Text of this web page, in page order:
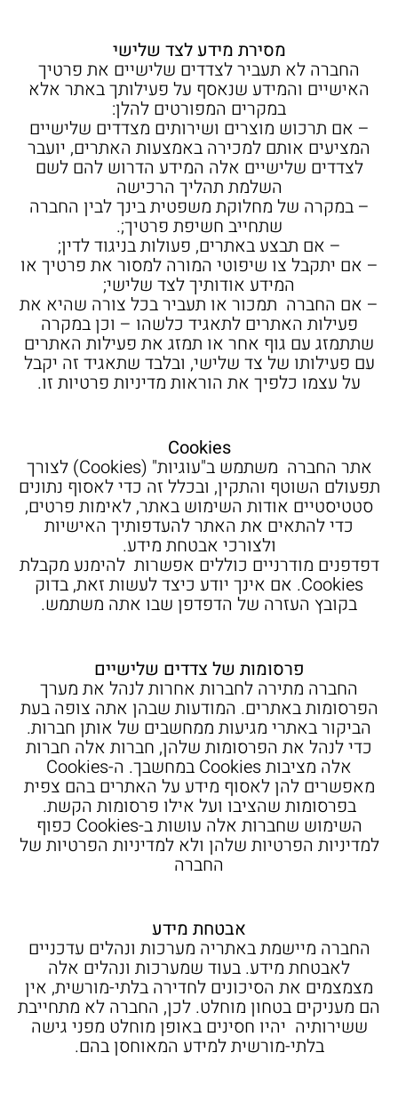
מסירת מידע לצד שלישי
החברה לא תעביר לצדדים שלישיים את פרטיך
האישיים והמידע שנאסף על פעילותך באתר אלא
במקרים המפורטים להלן:
– אם תרכוש מוצרים ושירותים מצדדים שלישיים
המציעים אותם למכירה באמצעות האתרים, יועבר
לצדדים שלישיים אלה המידע הדרוש להם לשם
השלמת תהליך הרכישה
– במקרה של מחלוקת משפטית בינך לבין החברה
שתחייב חשיפת פרטיך;.
– אם תבצע באתרים, פעולות בניגוד לדין;
– אם יתקבל צו שיפוטי המורה למסור את פרטיך או
המידע אודותיך לצד שלישי;
– אם החברה תמכור או תעביר בכל צורה שהיא את
פעילות האתרים לתאגיד כלשהו – וכן במקרה
שתתמזג עם גוף אחר או תמזג את פעילות האתרים
עם פעילותו של צד שלישי, ובלבד שתאגיד זה יקבל
על עצמו כלפיך את הוראות מדיניות פרטיות זו.
Cookies
אתר החברה משתמש ב"עוגיות" (Cookies) לצורך
תפעולם השוטף והתקין, ובכלל זה כדי לאסוף נתונים
סטטיסטיים אודות השימוש באתר, לאימות פרטים,
כדי להתאים את האתר להעדפותיך האישיות
ולצורכי אבטחת מידע.
דפדפנים מודרניים כוללים אפשרות להימנע מקבלת
Cookies. אם אינך יודע כיצד לעשות זאת, בדוק
בקובץ העזרה של הדפדפן שבו אתה משתמש.
פרסומות של צדדים שלישיים
החברה מתירה לחברות אחרות לנהל את מערך
הפרסומות באתרים. המודעות שבהן אתה צופה בעת
הביקור באתרי מגיעות ממחשבים של אותן חברות.
כדי לנהל את הפרסומות שלהן, חברות אלה חברות
אלה מציבות Cookies במחשבך. ה-Cookies
מאפשרים להן לאסוף מידע על האתרים בהם צפית
בפרסומות שהציבו ועל אילו פרסומות הקשת.
השימוש שחברות אלה עושות ב-Cookies כפוף
למדיניות הפרטיות שלהן ולא למדיניות הפרטיות של
החברה
אבטחת מידע
החברה מיישמת באתריה מערכות ונהלים עדכניים
לאבטחת מידע. בעוד שמערכות ונהלים אלה
מצמצמים את הסיכונים לחדירה בלתי-מורשית, אין
הם מעניקים בטחון מוחלט. לכן, החברה לא מתחייבת
ששירותיה יהיו חסינים באופן מוחלט מפני גישה
בלתי-מורשית למידע המאוחסן בהם.